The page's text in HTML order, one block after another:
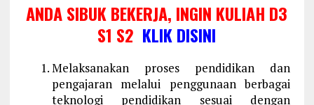
ANDA SIBUK BEKERJA, INGIN KULIAH D3
S1 S2 KLIK DISINI
Melaksanakan proses pendidikan dan
pengajaran melalui penggunaan berbagai
teknologi pendidikan sesuai dengan